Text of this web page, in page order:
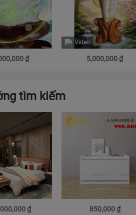
₫
Video
5,000,000₫
tìm kiếm
₫ 850,000₫